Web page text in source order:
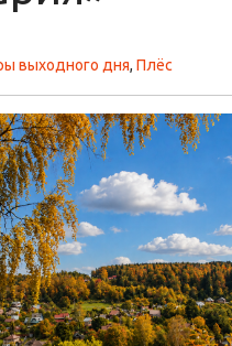
выходного дня, Плёс